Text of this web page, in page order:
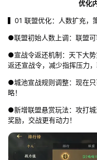
优化
▍01 联盟优化：人数扩充，
●联盟初始人数上调：联盟可
●宣战令返还机制：天下大
返还宣战令，减少指挥压力，
●城池宣战规则调整：现在
略！
●新增联盟悬赏玩法：攻打
奖励，交战更有动力！